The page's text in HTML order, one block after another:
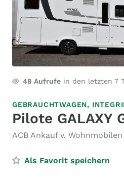
48 Aufrufe in den letzten 7
GEBRAUCHTWAGEN,
Pilote GALAXY
ACB Ankauf v.
Als Favorit speichern